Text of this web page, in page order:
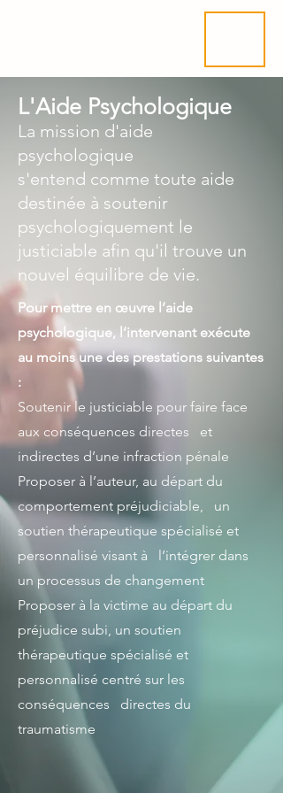
L'Aide Psychologique
La mission d'aide
psychologique
s'entend comme toute aide
destinée à soutenir
psychologiquement le
justiciable afin qu'il trouve un
nouvel équilibre de vie.
Pour mettre en œuvre l’aide
psychologique, l’intervenant exécute
au moins une des prestations suivantes
:
Soutenir le justiciable pour faire face
aux conséquences directes et
indirectes d’une infraction pénale
Proposer à l’auteur, au départ du
comportement préjudiciable, un
soutien thérapeutique spécialisé et
personnalisé visant à l’intégrer dans
un processus de changement
Proposer à la victime au départ du
préjudice subi, un soutien
thérapeutique spécialisé et
personnalisé centré sur les
conséquences directes du
traumatisme